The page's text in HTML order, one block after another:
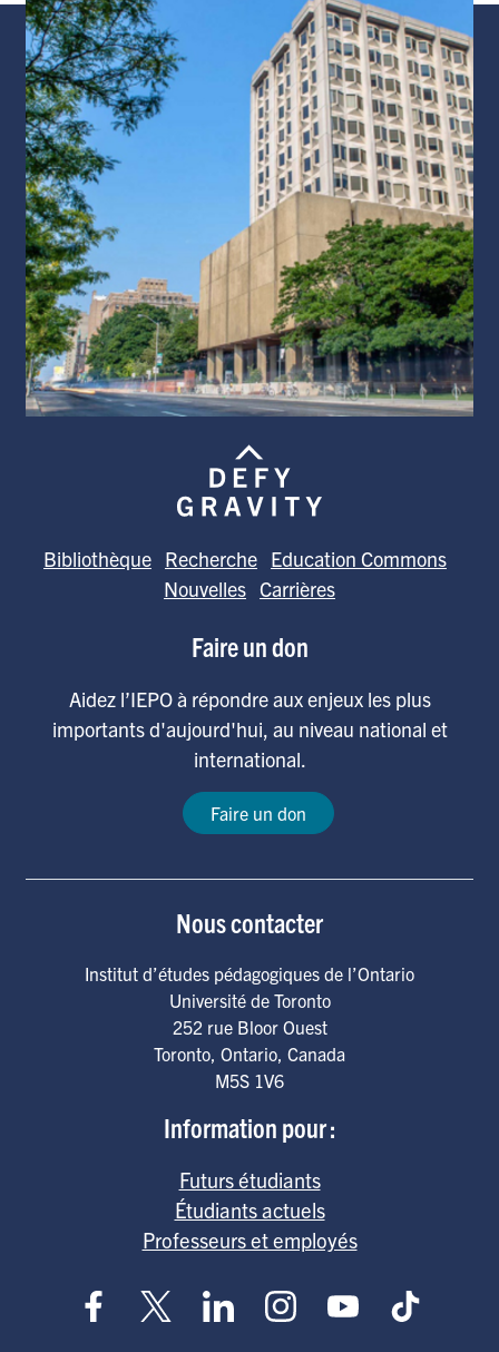
Bibliothèque Recherche Education Commons
Nouvelles Carrières
Faire un don
Aidez l’IEPO à répondre aux enjeux les plus
importants d'aujourd'hui, au niveau national et
international.
Faire un don
Nous contacter
Institut d’études pédagogiques de l’Ontario
Université de Toronto
252 rue Bloor Ouest
Toronto, Ontario, Canada
M5S 1V6
Information pour :
Futurs étudiants
Étudiants actuels
Professeurs et employés